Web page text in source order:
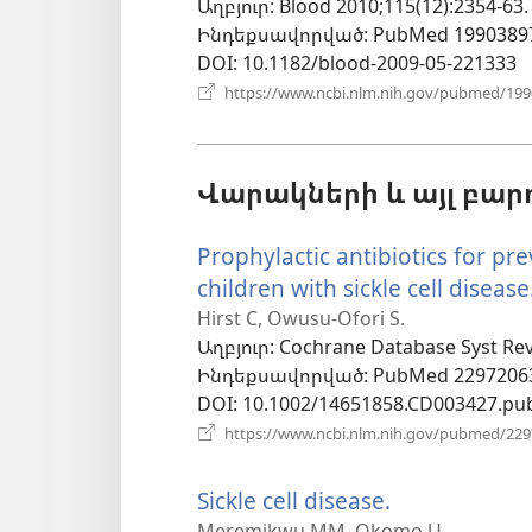
Աղբյուր‎: Blood 2010;115(12):2354-63.
Ինդեքսավորված‎: PubMed
DOI‎: 10.1182/blood-2009-05-221333
https://www.ncbi.nlm.nih.gov/pubmed/
Վարակների և այլ
Prophylactic antibiotics for
children with sickle cell
Hirst C, Owusu-Ofori S.
Աղբյուր‎: Cochrane Database Syst
Ինդեքսավորված‎: PubMed
DOI‎: 10.1002/
https://www.ncbi.nlm.nih.gov/pubmed/
Sickle cell disease.